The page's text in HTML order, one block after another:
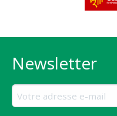
Newsletter